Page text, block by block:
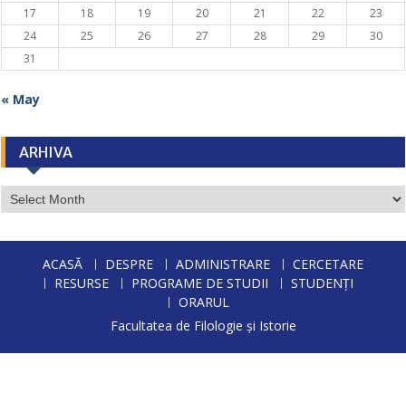
17
18 19 20 21 22
23
24
25 26 27 28 29
30
31
« May
ARHIVA
ARHIVA
ACASĂ DESPRE ADMINISTRARE
CERCETARE
RESURSE
PROGRAME DE STUDII
STUDENȚI
ORARUL
Facultatea de Filologie și Istorie